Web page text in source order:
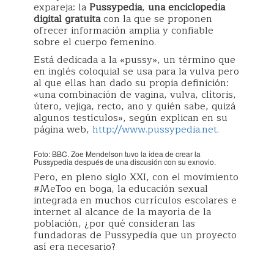
expareja: laPussypedia, una enciclopedia
digital gratuitacon la que se proponen
ofrecer información amplia y confiable
sobre el cuerpo femenino.
Está dedicada a la «pussy», un término que
en inglés coloquial se usa para la vulva pero
al que ellas han dado su propia definición:
«una combinación de vagina, vulva, clítoris,
útero, vejiga, recto, ano y quién sabe, quizá
algunos testículos», según explican en su
página web, http://www.pussypedia.net.
Foto: BBC. Zoe Mendelson tuvo la idea de crear la
Pussypedia después de una discusión con su exnovio.
Pero, en pleno siglo XXI, con el movimiento
#MeToo en boga, la educación sexual
integrada en muchos currículos escolares e
internet al alcance de la mayoría de la
población, ¿por qué consideran las
fundadoras de Pussypedia que un proyecto
así era necesario?